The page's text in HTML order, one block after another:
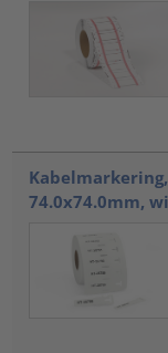
74.0x74.0mm,